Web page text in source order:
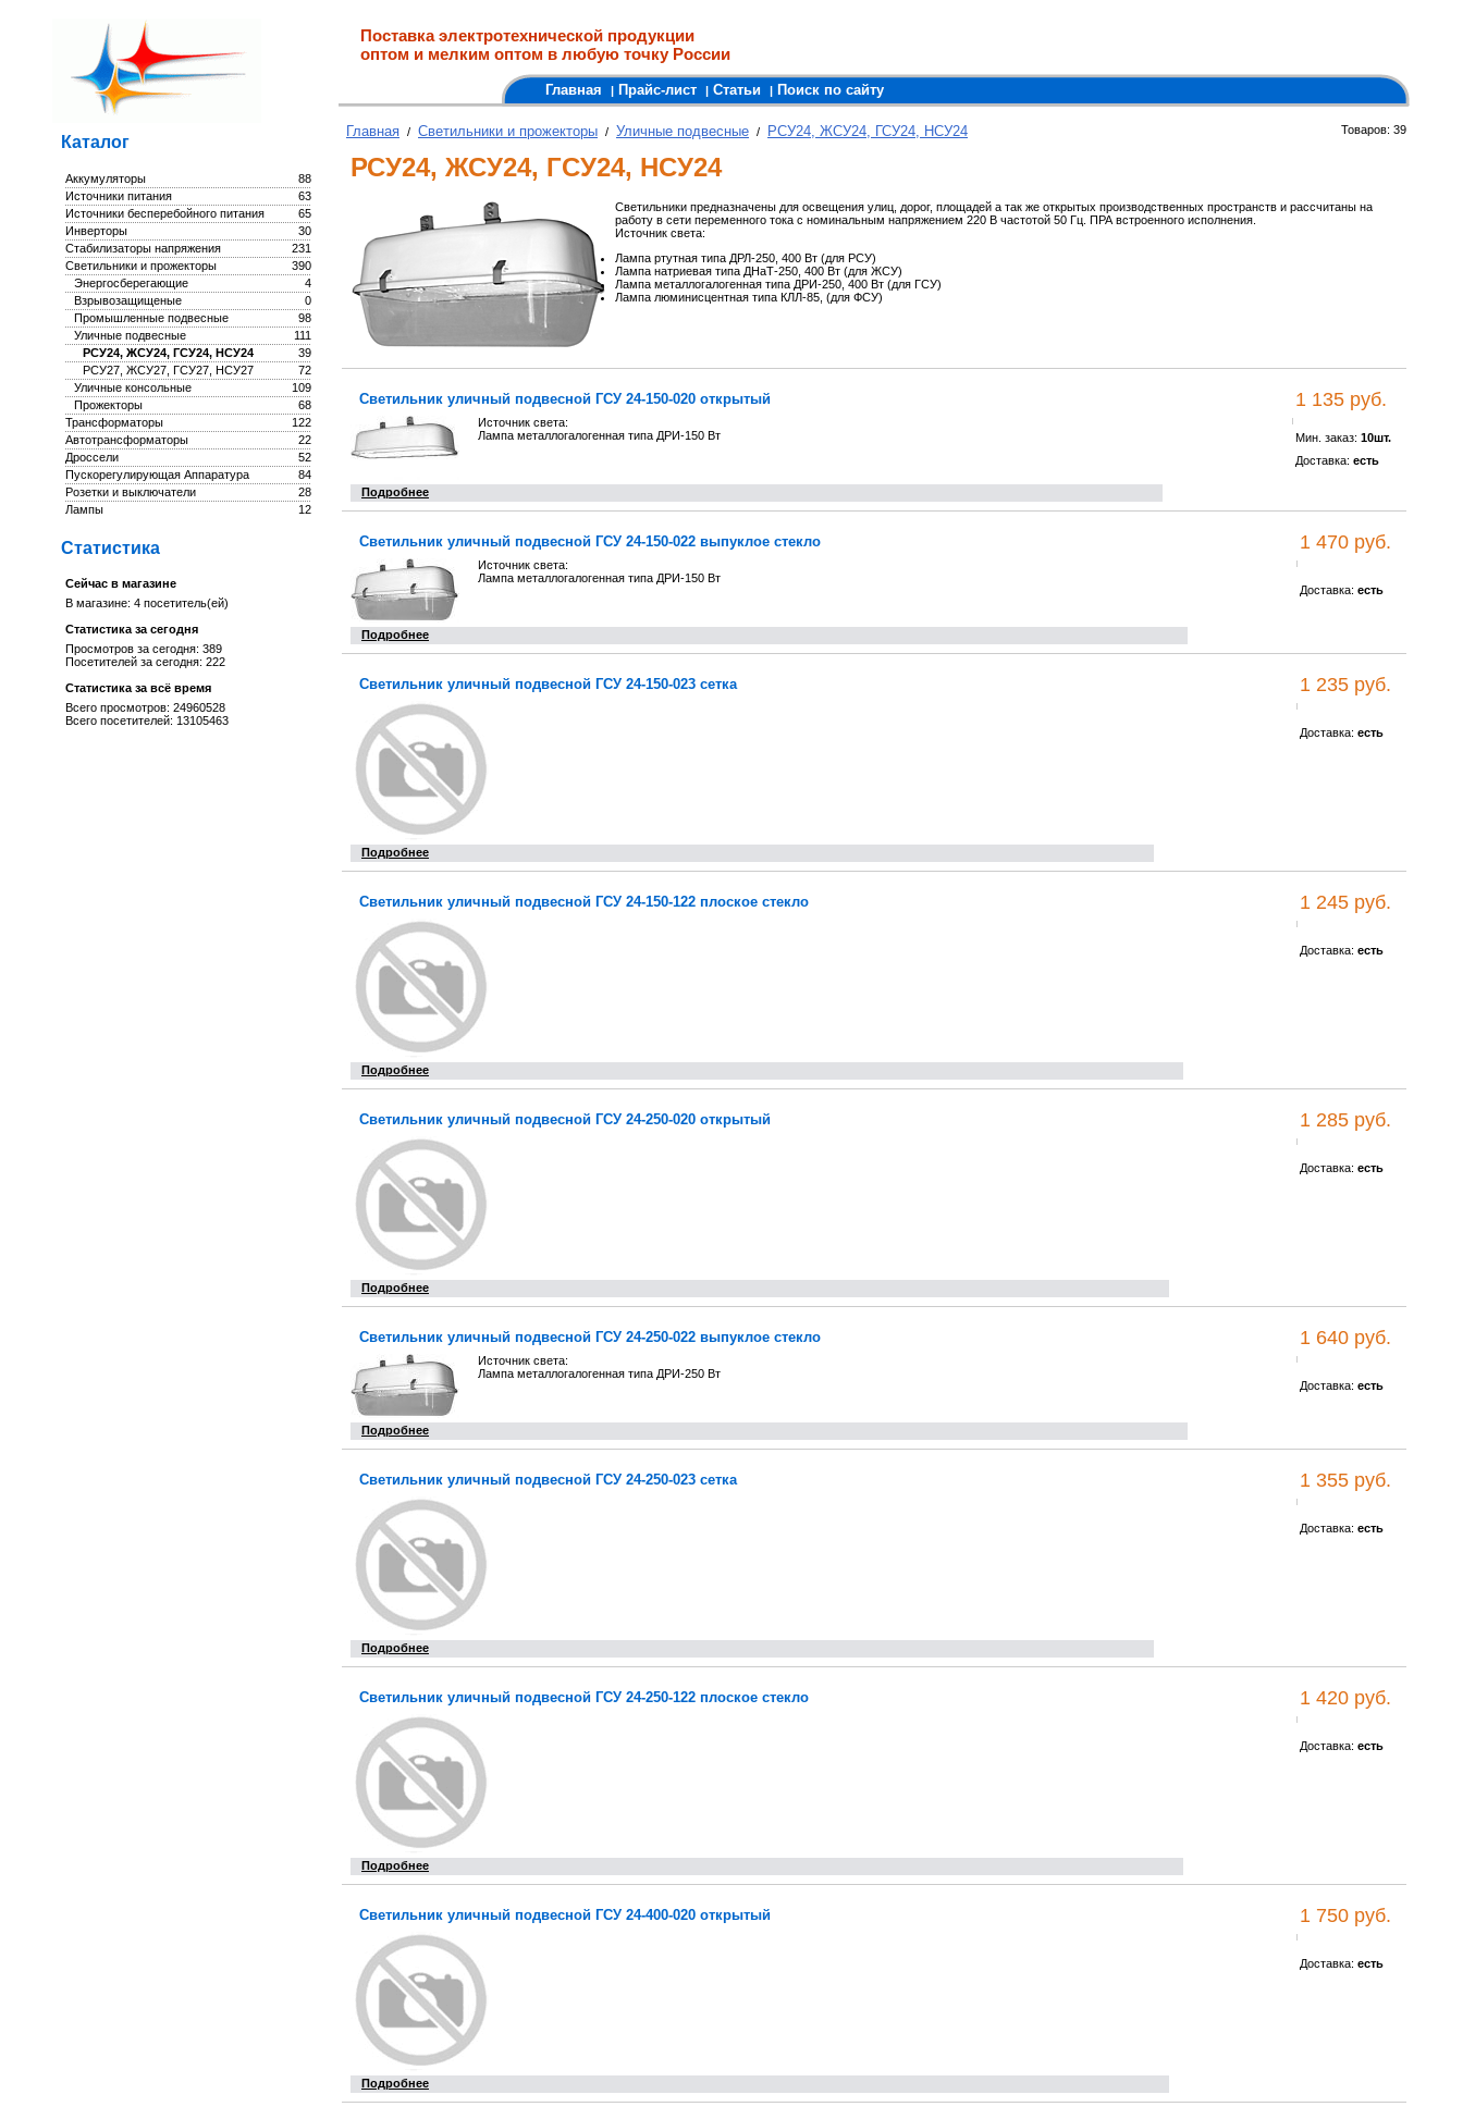
Поставка электротехнической продукции
оптом и мелким оптом в любую точку России
Главная | Прайс-лист | Статьи | Поиск по сайту
Каталог
88
Аккумуляторы
63
Источники питания
65
Источники бесперебойного питания
30
Инверторы
231
Стабилизаторы напряжения
390
Светильники и прожекторы
4
Энергосберегающие
0
Взрывозащищеные
98
Промышленные подвесные
111
Уличные подвесные
39
РСУ24, ЖСУ24, ГСУ24, НСУ24
72
РСУ27, ЖСУ27, ГСУ27, НСУ27
109
Уличные консольные
68
Прожекторы
122
Трансформаторы
22
Автотрансформаторы
52
Дроссели
84
Пускорегулирующая Аппаратура
28
Розетки и выключатели
12
Лампы
Статистика
Сейчас в магазине
В магазине: 4 посетитель(ей)
Статистика за сегодня
Просмотров за сегодня: 389
Посетителей за сегодня: 222
Статистика за всё время
Всего просмотров: 24960528
Всего посетителей: 13105463
Товаров: 39
Главная / Светильники и прожекторы / Уличные подвесные / РСУ24, ЖСУ24, ГСУ24, НСУ24
РСУ24, ЖСУ24, ГСУ24, НСУ24
Светильники предназначены для освещения улиц, дорог, площадей а так же открытых производственных пространств и рассчитаны на
работу в сети переменного тока с номинальным напряжением 220 В частотой 50 Гц. ПРА встроенного исполнения.
Источник света:
Лампа ртутная типа ДРЛ-250, 400 Вт (для РСУ)
Лампа натриевая типа ДНаТ-250, 400 Вт (для ЖСУ)
Лампа металлогалогенная типа ДРИ-250, 400 Вт (для ГСУ)
Лампа люминисцентная типа КЛЛ-85, (для ФСУ)
Светильник уличный подвесной ГСУ 24-150-020 открытый
Источник света:
Лампа металлогалогенная типа ДРИ-150 Вт
Подробнее
1 135 руб.
Мин. заказ: 10шт.
Доставка: есть
Светильник уличный подвесной ГСУ 24-150-022 выпуклое стекло
Источник света:
Лампа металлогалогенная типа ДРИ-150 Вт
Подробнее
1 470 руб.
Доставка: есть
Светильник уличный подвесной ГСУ 24-150-023 сетка
Подробнее
1 235 руб.
Доставка: есть
Светильник уличный подвесной ГСУ 24-150-122 плоское стекло
Подробнее
1 245 руб.
Доставка: есть
Светильник уличный подвесной ГСУ 24-250-020 открытый
Подробнее
1 285 руб.
Доставка: есть
Светильник уличный подвесной ГСУ 24-250-022 выпуклое стекло
Источник света:
Лампа металлогалогенная типа ДРИ-250 Вт
Подробнее
1 640 руб.
Доставка: есть
Светильник уличный подвесной ГСУ 24-250-023 сетка
Подробнее
1 355 руб.
Доставка: есть
Светильник уличный подвесной ГСУ 24-250-122 плоское стекло
Подробнее
1 420 руб.
Доставка: есть
Светильник уличный подвесной ГСУ 24-400-020 открытый
Подробнее
1 750 руб.
Доставка: есть